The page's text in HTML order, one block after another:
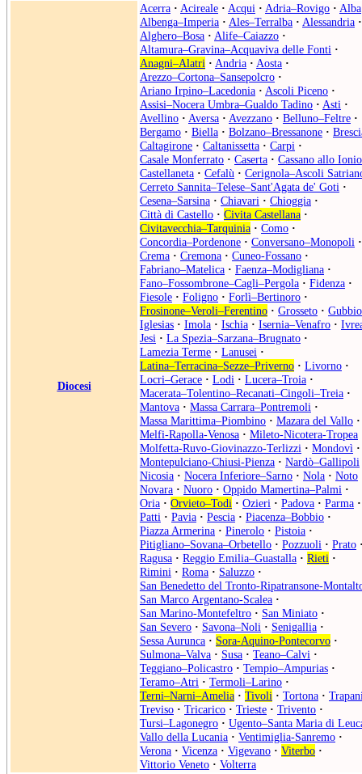
Diocesi
Acerra · Acireale · Acqui · Adria–Rovigo · Alba
Albenga–Imperia · Ales–Terralba · Alessandria ·
Alghero–Bosa · Alife–Caiazzo ·
Altamura–Gravina–Acquaviva delle Fonti ·
Anagni–Alatri · Andria · Aosta ·
Arezzo–Cortona–Sansepolcro ·
Ariano Irpino–Lacedonia · Ascoli Piceno ·
Assisi–Nocera Umbra–Gualdo Tadino · Asti ·
Avellino · Aversa · Avezzano · Belluno–Feltre ·
Bergamo · Biella · Bolzano–Bressanone ·
Caltagirone · Caltanissetta · Carpi ·
Casale Monferrato · Caserta · Cassano allo Ionio
Castellaneta · Cefalù · Cerignola–Ascoli
Cerreto Sannita–Telese–Sant'Agata de' Goti ·
Cesena–Sarsina · Chiavari · Chioggia ·
Città di Castello · Civita Castellana ·
Civitavecchia–Tarquinia · Como ·
Concordia–Pordenone · Conversano–Monopoli ·
Crema · Cremona · Cuneo-Fossano ·
Fabriano–Matelica · Faenza–Modigliana ·
Fano–Fossombrone–Cagli–Pergola · Fidenza ·
Fiesole · Foligno · Forlì–Bertinoro ·
Frosinone–Veroli–Ferentino · Grosseto · Gubbio
Iglesias · Imola · Ischia · Isernia–Venafro ·
Jesi · La Spezia–Sarzana–Brugnato ·
Lamezia Terme · Lanusei ·
Latina–Terracina–Sezze–Priverno · Livorno ·
Locri–Gerace · Lodi · Lucera–Troia ·
Macerata–Tolentino–Recanati–Cingoli–Treia ·
Mantova · Massa Carrara–Pontremoli ·
Massa Marittima–Piombino · Mazara del Vallo ·
Melfi-Rapolla-Venosa · Mileto-Nicotera-Tropea
Molfetta-Ruvo-Giovinazzo-Terlizzi · Mondovì ·
Montepulciano-Chiusi-Pienza · Nardò–Gallipoli
Nicosia · Nocera Inferiore–Sarno · Nola · Noto
Novara · Nuoro · Oppido Mamertina–Palmi ·
Oria · Orvieto–Todi · Ozieri · Padova · Parma ·
Patti · Pavia · Pescia · Piacenza–Bobbio ·
Piazza Armerina · Pinerolo · Pistoia ·
Pitigliano–Sovana–Orbetello · Pozzuoli · Prato
Ragusa · Reggio Emilia–Guastalla · Rieti ·
Rimini · Roma · Saluzzo ·
San Benedetto del Tronto-Ripatransone-
San Marco Argentano-Scalea ·
San Marino-Montefeltro · San Miniato ·
San Severo · Savona–Noli · Senigallia ·
Sessa Aurunca · Sora-Aquino-Pontecorvo ·
Sulmona–Valva · Susa · Teano–Calvi ·
Teggiano–Policastro · Tempio–Ampurias ·
Teramo–Atri · Termoli–Larino ·
Terni–Narni–Amelia · Tivoli · Tortona ·
Treviso · Tricarico · Trieste · Trivento ·
Tursi–Lagonegro · Ugento–Santa Maria di
Vallo della Lucania · Ventimiglia-Sanremo ·
Verona · Vicenza · Vigevano · Viterbo ·
Vittorio Veneto · Volterra